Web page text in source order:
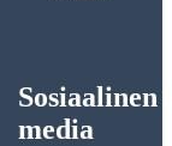
Sosiaalinen
media